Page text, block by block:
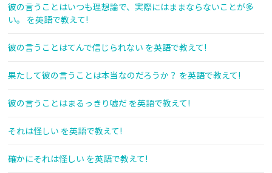
彼の言うことはいつも理想論で、実際にはままならないことが多
い。 を英語で教えて!
彼の言うことはてんで信じられない を英語で教えて!
果たして彼の言うことは本当なのだろうか？ を英語で教えて!
彼の言うことはまるっきり嘘だ を英語で教えて!
それは怪しい を英語で教えて!
確かにそれは怪しい を英語で教えて!